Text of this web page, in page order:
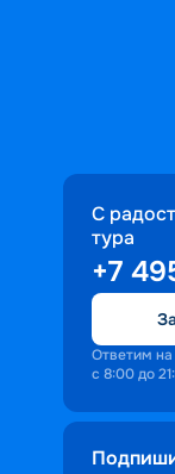
С
тура
+7
Ответим
с 8:00 до